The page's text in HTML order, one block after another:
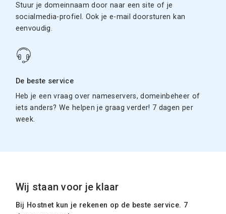
Stuur je domeinnaam door naar een site of je
socialmedia-profiel. Ook je e-mail doorsturen kan
eenvoudig.
De beste service
Heb je een vraag over nameservers, domeinbeheer of
iets anders? We helpen je graag verder! 7 dagen per
week.
Wij staan voor je klaar
Bij Hostnet kun je rekenen op de beste service. 7